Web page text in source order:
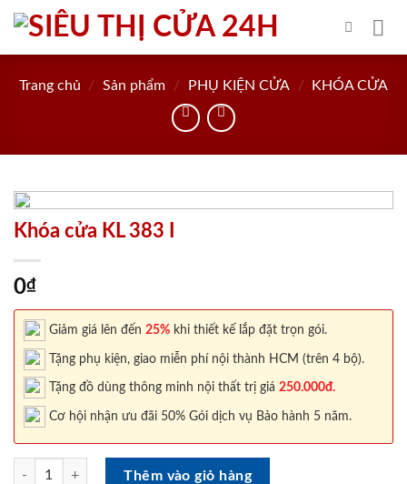
Skip
content
Trang chủ / Sản phẩm / PHỤ KIỆN CỬA / KHÓA CỬA
Khóa cửa KL 383 I
0₫
Giảm giá lên đến 25% khi thiết kế lắp đặt trọn gói.
Tặng phụ kiện, giao miễn phí nội thành HCM (trên 4 bộ).
Tặng đồ dùng thông minh nội thất trị giá 250.000đ.
Cơ hội nhận ưu đãi 50% Gói dịch vụ Bảo hành 5 năm.
Khóa cửa KL 383 I số lượng
Thêm vào giỏ hàng